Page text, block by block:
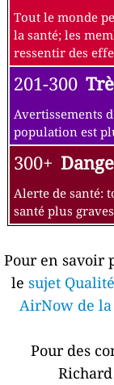
Tout le monde
la santé; les
ressentir des
201-300
Avertissements
population est
300+
Alerte de santé:
santé plus
Pour en savoir
le sujet
AirNow de
Pour des